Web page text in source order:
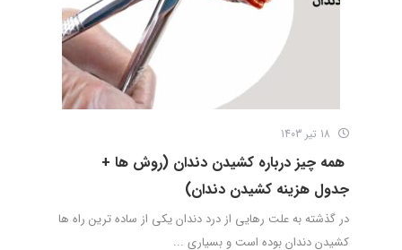
همه چیز درباره کشیدن دندان (روش ها +
جدول هزینه کشیدن دندان)
در گذشته به علت رهایی از درد دندان یکی از ساده ترین راه ها
کشیدن دندان بوده است و بسیاری ...